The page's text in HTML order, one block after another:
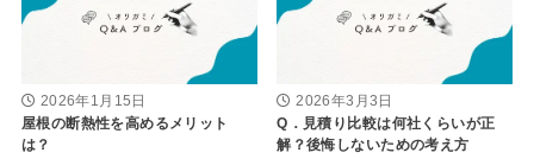
2026年1月15日
屋根の断熱性を高めるメリット
は？
2026年3月3日
Q．見積り比較は何社くらいが正
解？後悔しないための考え方